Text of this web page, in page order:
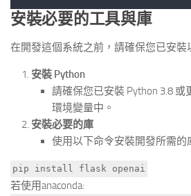
安裝必要的工具與庫
在開發這個系統之前，請確保您已安裝
安裝 Python
請確保您已安裝 Python 3.8 或
環境變量中。
安裝必要的庫
使用以下命令安裝開發所需的
pip install flask openai
若使用anaconda: